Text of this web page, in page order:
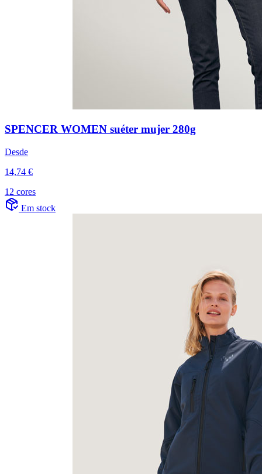
SPENCER WOMEN suéter mujer 280g
Desde
14,74 €
12 cores
Em stock